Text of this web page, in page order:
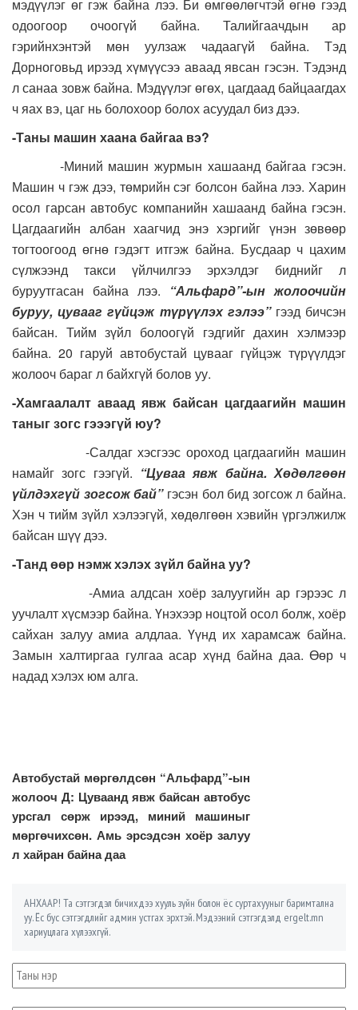
мэдүүлэг өг гэж байна лээ. Би өмгөөлөгчтэй өгнө гээд
одоогоор очоогүй байна. Талийгаачдын ар
гэрийнхэнтэй мөн уулзаж чадаагүй байна. Тэд
Дорноговьд ирээд хүмүүсээ аваад явсан гэсэн. Тэдэнд
л санаа зовж байна. Мэдүүлэг өгөх, цагдаад байцаагдах
ч яах вэ, цаг нь болохоор болох асуудал биз дээ.
-Таны машин хаана байгаа вэ?
-Миний машин журмын хашаанд байгаа гэсэн.
Машин ч гэж дээ, төмрийн сэг болсон байна лээ. Харин
осол гарсан автобус компанийн хашаанд байна гэсэн.
Цагдаагийн албан хаагчид энэ хэргийг үнэн зөвөөр
тогтоогоод өгнө гэдэгт итгэж байна. Бусдаар ч цахим
сүлжээнд такси үйлчилгээ эрхэлдэг биднийг л
буруутгасан байна лээ. “Альфард”-ын жолоочийн
буруу, цувааг гүйцэж түрүүлэх гэлээ” гээд бичсэн
байсан. Тийм зүйл болоогүй гэдгийг дахин хэлмээр
байна. 20 гаруй автобустай цувааг гүйцэж түрүүлдэг
жолооч бараг л байхгүй болов уу.
-Хамгаалалт аваад явж байсан цагдаагийн машин
таныг зогс гэээгүй юу?
-Салдаг хэсгээс ороход цагдаагийн машин
намайг зогс гээгүй. “Цуваа явж байна. Хөдөлгөөн
үйлдэхгүй зогсож бай”гэсэн бол бид зогсож л байна.
Хэн ч тийм зүйл хэлээгүй, хөдөлгөөн хэвийн үргэлжилж
байсан шүү дээ.
-Танд өөр нэмж хэлэх зүйл байна уу?
-Амиа алдсан хоёр залуугийн ар гэрээс л
уучлалт хүсмээр байна. Үнэхээр ноцтой осол болж, хоёр
сайхан залуу амиа алдлаа. Үүнд их харамсаж байна.
Замын халтиргаа гулгаа асар хүнд байна даа. Өөр ч
надад хэлэх юм алга.
Автобустай мөргөлдсөн “Альфард”-ын
жолооч Д: Цуваанд явж байсан автобус
урсгал сөрж ирээд, миний машиныг
мөргөчихсөн. Амь эрсэдсэн хоёр залуу
л хайран байна даа
АНХААР! Та сэтгэгдэл бичихдээ хууль зүйн болон ёс суртахууныг баримтална
уу. Ёс бус сэтгэгдлийг админ устгах эрхтэй. Мэдээний сэтгэгдэлд ergelt.mn
хариуцлага хүлээхгүй.